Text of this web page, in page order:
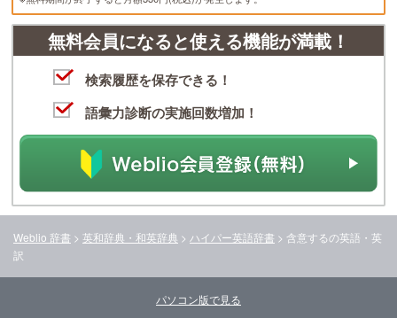
無料会員になると使える機能が満載！
検索履歴を保存できる！
語彙力診断の実施回数増加！
Weblio 辞書 > 英和辞典・和英辞典 > ハイパー英語辞書 > 含意するの英語・英
訳
パソコン版で見る